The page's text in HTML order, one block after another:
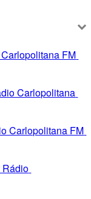
FM
Carlopolitana
Carlopolitana FM
Rádio